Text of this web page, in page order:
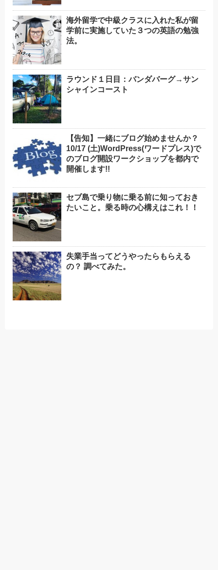
海外留学で中級クラスに入れた私が留
学前に実施していた３つの英語の勉強
法。
ラウンド１日目：バンダバーグ→サン
シャインコースト
【告知】一緒にブログ始めませんか？
10/17 (土)WordPress(ワードプレス)で
のブログ開設ワークショップを都内で
開催します!!
セブ島で乗り物に乗る前に知っておき
たいこと。乗る時の心構えはこれ！！
失業手当ってどうやったらもらえる
の？ 調べてみた。